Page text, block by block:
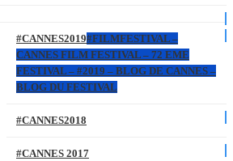
#CANNES2019#FILMFESTIVAL –
CANNES FILM FESTIVAL – 72 EME
FESTIVAL – #2019 – BLOG DE CANNES –
BLOG DU FESTIVAL
#CANNES2018
#CANNES 2017